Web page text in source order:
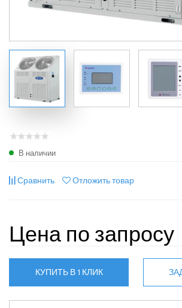
В наличии
Сравнить Отложить товар
Цена по запросу
КУПИТЬ В 1 КЛИК